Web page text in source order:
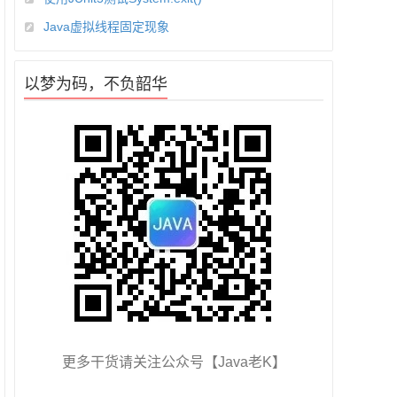
Java虚拟线程固定现象
以梦为码，不负韶华
更多干货请关注公众号【Java老K】